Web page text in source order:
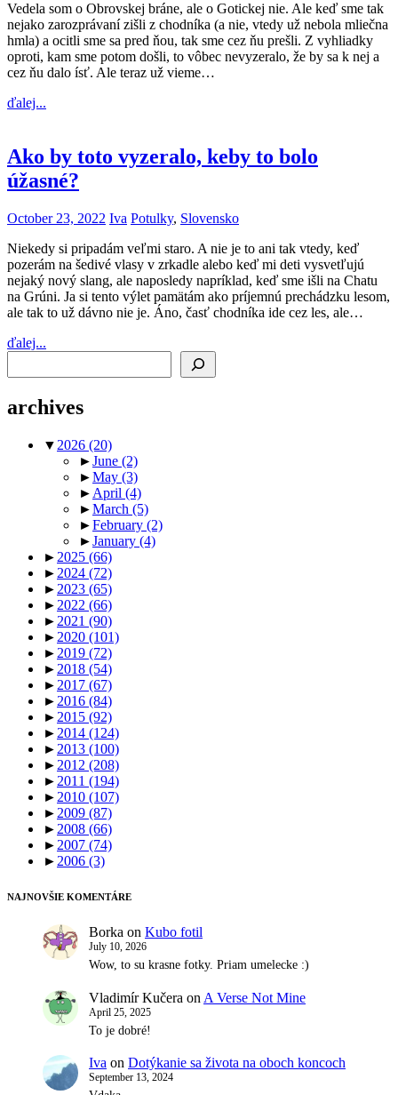
Vedela som o Obrovskej bráne, ale o Gotickej nie. Ale keď sme tak
nejako zarozprávaní zišli z chodníka (a nie, vtedy už nebola mliečna
hmla) a ocitli sme sa pred ňou, tak sme cez ňu prešli. Z vyhliadky
oproti, kam sme potom došli, to vôbec nevyzeralo, že by sa k nej a
cez ňu dalo ísť. Ale teraz už vieme…
ďalej...
Ako by toto vyzeralo, keby to bolo
úžasné?
October 23, 2022 Iva Potulky, Slovensko
Niekedy si pripadám veľmi staro. A nie je to ani tak vtedy, keď
pozerám na šedivé vlasy v zrkadle alebo keď mi deti vysvetľujú
nejaký nový slang, ale naposledy napríklad, keď sme išli na Chatu
na Grúni. Ja si tento výlet pamätám ako príjemnú prechádzku lesom,
ale tak to už dávno nie je. Áno, časť chodníka ide cez les, ale…
ďalej...
archives
▼ 2026 (20)
►June (2)
►May (3)
► April (4)
►March (5)
►February (2)
►January (4)
► 2025 (66)
► 2024 (72)
► 2023 (65)
► 2022 (66)
► 2021 (90)
► 2020 (101)
► 2019 (72)
► 2018 (54)
► 2017 (67)
► 2016 (84)
► 2015 (92)
► 2014 (124)
► 2013 (100)
► 2012 (208)
► 2011 (194)
► 2010 (107)
► 2009 (87)
► 2008 (66)
► 2007 (74)
► 2006 (3)
NAJNOVŠIE KOMENTÁRE
Borka on Kubo fotil
July 10, 2026
Wow, to su krasne fotky. Priam umelecke :)
Vladimír Kučera on A Verse Not Mine
April 25, 2025
To je dobré!
Iva on Dotýkanie sa života na oboch koncoch
September 13, 2024